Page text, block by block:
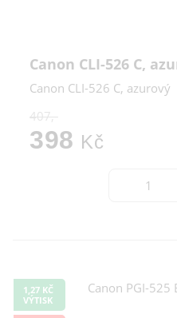
Canon CLI-526 C,
Canon CLI-526 C, azurový
407,-
398 Kč
1,27 KČ
VÝTISK